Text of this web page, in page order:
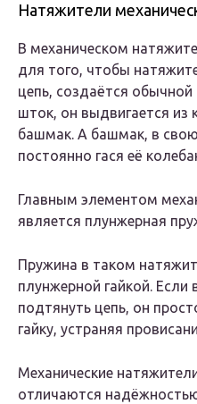
Натяжители
В механическом
для того, чтобы
цепь, создаётся
шток, он выдвигается из
башмак. А башмак, в
постоянно гася её
Главным элементом
является плунжерная
Пружина в таком
плунжерной гайкой.
подтянуть цепь, он
гайку, устраняя
Механические
отличаются